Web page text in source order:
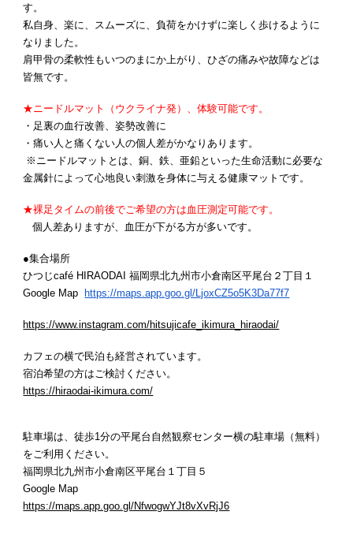
す。
私自身、楽に、スムーズに、負荷をかけずに楽しく歩けるように
なりました。
肩甲骨の柔軟性もいつのまにか上がり、ひざの痛みや故障などは
皆無です。
★ニードルマット（ウクライナ発）、体験可能です。
・足裏の血行改善、姿勢改善に
・痛い人と痛くない人の個人差がかなりあります。
※ニードルマットとは、銅、鉄、亜鉛といった生命活動に必要な
金属針によって心地良い刺激を身体に与える健康マットです。
★裸足タイムの前後でご希望の方は血圧測定可能です。
個人差ありますが、血圧が下がる方が多いです。
●集合場所
ひつじcafé HIRAODAI 福岡県北九州市小倉南区平尾台２丁目１
Google Map
https://maps.app.goo.gl/LjoxCZ5o5K3Da77f7
https://www.instagram.com/hitsujicafe_ikimura_hiraodai/
カフェの横で民泊も経営されています。
宿泊希望の方はご検討ください。
https://hiraodai-ikimura.com/
駐車場は、徒歩1分の平尾台自然観察センター横の駐車場（無料）
をご利用ください。
福岡県北九州市小倉南区平尾台１丁目５
Google Map
https://maps.app.goo.gl/NfwogwYJt8vXvRjJ6